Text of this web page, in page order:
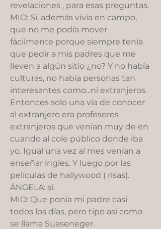
revelaciones , para esas preguntas.
MIO: Sí, además vivía en campo,
que no me podía mover
fácilmente porque siempre tenía
que pedir a mis padres que me
lleven a algún sitio ¿no? Y no había
culturas, no había personas tan
interesantes como...ni extranjeros.
Entonces solo una vía de conocer
al extranjero era profesores
extranjeros que venían muy de en
cuando al cole público donde iba
yo. Igual una vez al mes venían a
enseñar ingles. Y luego por las
películas de hallywood ( risas).
ÁNGELA: sí.
MIO: Que ponía mi padre casi
todos los días, pero tipo así como
se llama Suaseneger.